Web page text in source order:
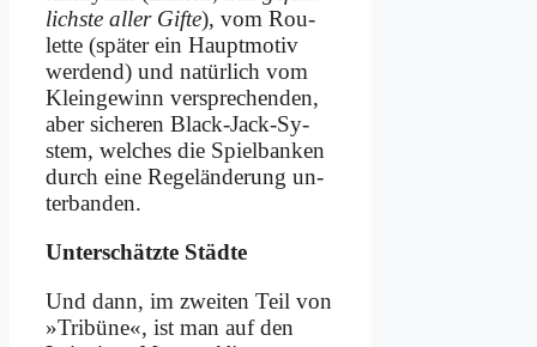
lich­ste al­ler Gif­te), vom Rou­
lette (spä­ter ein Haupt­mo­tiv
wer­dend) und na­tür­lich vom
Klein­ge­winn ver­spre­chen­den,
aber si­che­ren Black-Jack-Sy­
stem, wel­ches die Spiel­ban­ken
durch ei­ne Re­gel­än­de­rung un­
ter­ban­den.
Un­ter­schätz­te Städ­te
Und dann, im zwei­ten Teil von
»Tri­bü­ne«, ist man auf den